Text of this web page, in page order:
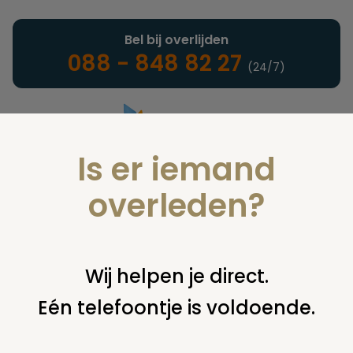
Landelijke uitvaartonderneming
Bel bij overlijden
088 - 848 82 27 (24/7)
U bent hier: home nieuws & agenda nieuws greenupdate:
nieuwsbrief van de 'groene' uitvaartondernemers
Is er iemand
overleden?
Wij helpen je direct.
Eén telefoontje is voldoende.